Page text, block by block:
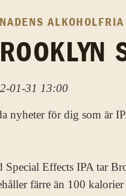
01-31 13:00
nyheter för dig som är
Special Effects IPA tar
färre än 100